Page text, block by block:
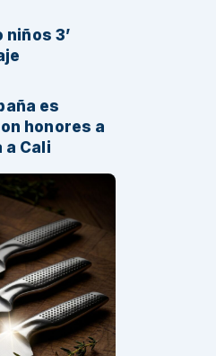
niños 3’
es
honores a
a Cali